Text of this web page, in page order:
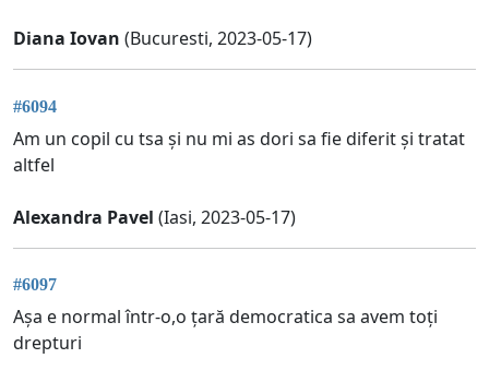
Diana Iovan (Bucuresti, 2023-05-17)
#6094
Am un copil cu tsa și nu mi as dori sa fie diferit și tratat
altfel
Alexandra Pavel (Iasi, 2023-05-17)
#6097
Așa e normal într-o,o țară democratica sa avem toți
drepturi